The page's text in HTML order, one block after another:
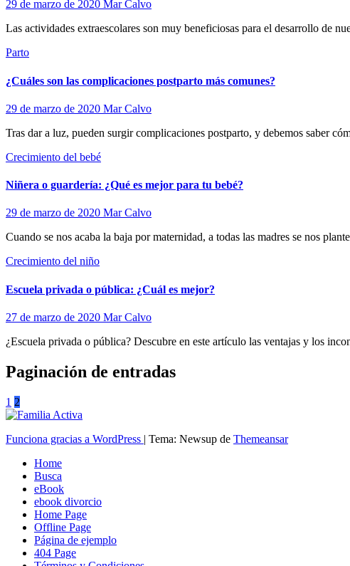
29 de marzo de 2020 Mar Calvo
Las actividades extraescolares son muy beneficiosas para el desarrollo de
Parto
¿Cuáles son las complicaciones postparto más comunes?
29 de marzo de 2020 Mar Calvo
Tras dar a luz, pueden surgir complicaciones postparto, y debemos saber
Crecimiento del bebé
Niñera o guardería: ¿Qué es mejor para tu bebé?
29 de marzo de 2020 Mar Calvo
Cuando se nos acaba la baja por maternidad, a todas las madres se nos
Crecimiento del niño
Escuela privada o pública: ¿Cuál es mejor?
27 de marzo de 2020 Mar Calvo
¿Escuela privada o pública? Descubre en este artículo las ventajas y los
Paginación de entradas
1 2
Funciona gracias a WordPress | Tema: Newsup de Themeansar
Home
Busca
eBook
ebook divorcio
Home Page
Offline Page
Página de ejemplo
404 Page